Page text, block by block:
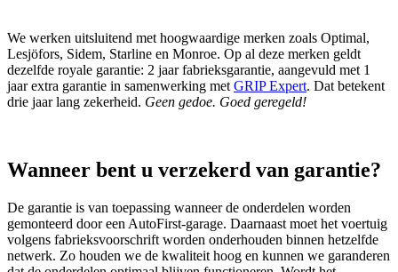
We werken uitsluitend met hoogwaardige merken zoals Optimal,
Lesjöfors, Sidem, Starline en Monroe. Op al deze merken geldt
dezelfde royale garantie: 2 jaar fabrieksgarantie, aangevuld met 1
jaar extra garantie in samenwerking metGRIP Expert. Dat betekent
drie jaar lang zekerheid. Geen gedoe. Goed geregeld!
Wanneer bent u verzekerd van garantie?
De garantie is van toepassing wanneer de onderdelen worden
gemonteerd door een AutoFirst‑garage. Daarnaast moet het voertuig
volgens fabrieksvoorschrift worden onderhouden binnen hetzelfde
netwerk. Zo houden we de kwaliteit hoog en kunnen we garanderen